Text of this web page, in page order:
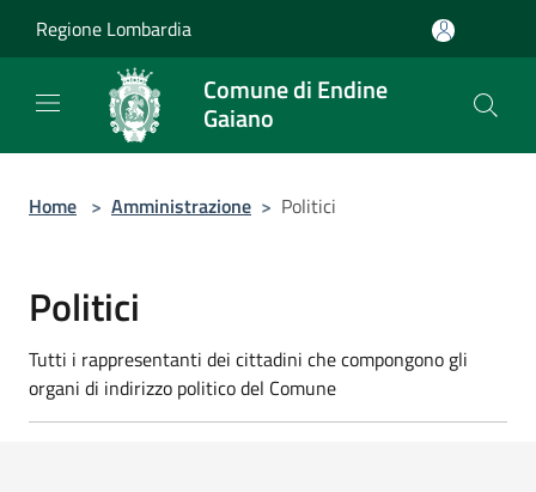
Regione Lombardia
Comune di Endine
Gaiano
Home > Amministrazione > Politici
Politici
Tutti i rappresentanti dei cittadini che compongono gli
organi di indirizzo politico del Comune